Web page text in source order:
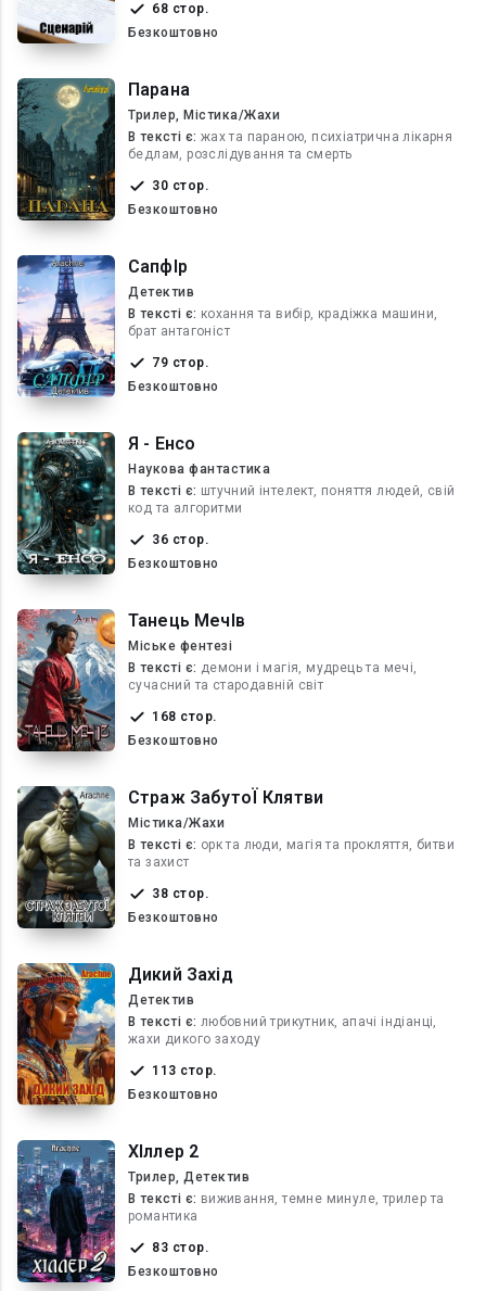
68 стор.
Безкоштовно
Парана
Трилер, Містика/Жахи
В текcті є: жах та параною, психіатрична лікарня
бедлам, розслідування та смерть
30 стор.
Безкоштовно
СапфІр
Детектив
В текcті є: кохання та вибір, крадіжка машини,
брат антагоніст
79 стор.
Безкоштовно
Я - Енсо
Наукова фантастика
В текcті є: штучний інтелект, поняття людей, свій
код та алгоритми
36 стор.
Безкоштовно
Танець МечІв
Міське фентезі
В текcті є: демони і магія, мудрець та мечі,
сучасний та стародавній світ
168 стор.
Безкоштовно
Страж ЗабутоЇ Клятви
Містика/Жахи
В текcті є: орк та люди, магія та прокляття, битви
та захист
38 стор.
Безкоштовно
Дикий Захід
Детектив
В текcті є: любовний трикутник, апачі індіанці,
жахи дикого заходу
113 стор.
Безкоштовно
ХІллер 2
Трилер, Детектив
В текcті є: виживання, темне минуле, трилер та
романтика
83 стор.
Безкоштовно